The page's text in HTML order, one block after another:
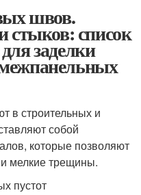
швов.
стыков: список
заделки
в строительных и
собой
которые позволяют
мелкие трещины.
пустот